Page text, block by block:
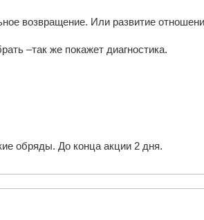
возвращение. Или развитие
–так же покажет диагностика.
обряды. До конца акции 2 дня.